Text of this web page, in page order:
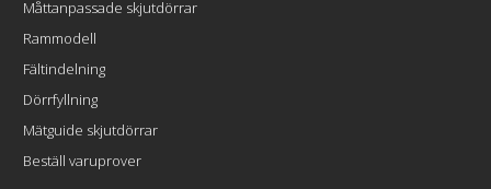
Måttanpassade skjutdörrar
Rammodell
Fältindelning
Dörrfyllning
Mätguide skjutdörrar
Beställ varuprover